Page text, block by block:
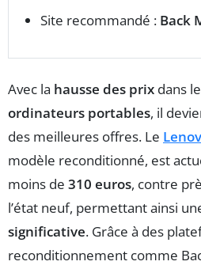
Site recommandé : Back
Avec la hausse des prix dans
ordinateurs portables, il
des meilleures offres. Le
modèle reconditionné, est
moins de 310 euros, contre
l’état neuf, permettant ainsi
significative. Grâce à des
reconditionnement comme